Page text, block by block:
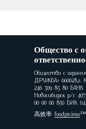
Общество с
Общество с
ДРУЖБА» 660028,г.
246 309 85 80
Новосибирск р/с
00 00 00 850 БИК
高效率 Foodpicásso